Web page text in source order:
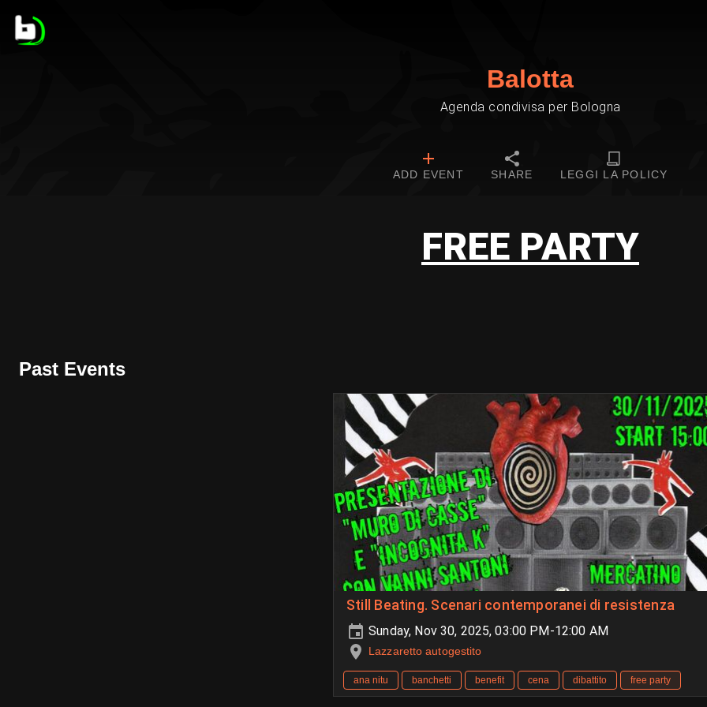
Balotta
Agenda condivisa per Bologna
ADD EVENT SHARE LEGGI LA POLICY
FREE PARTY
Past Events
Still Beating. Scenari contemporanei di resistenza
Sunday, Nov 30, 2025, 03:00 PM-12:00 AM
Lazzaretto autogestito
ana nitu banchetti benefit cena dibattito free party